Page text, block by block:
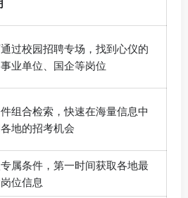
过校园招聘专场，找到心仪的
业单位、国企等岗位
组合检索，快速在海量信息中
地的招考机会
属条件，第一时间获取各地最
位信息